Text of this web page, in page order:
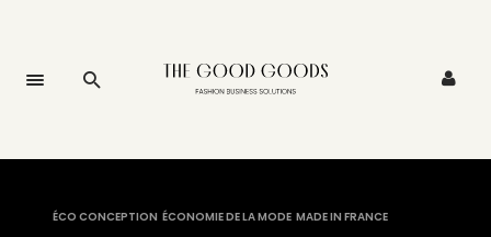
ÉCO CONCEPTION ÉCONOMIE DE LA MODE MADE IN FRANCE